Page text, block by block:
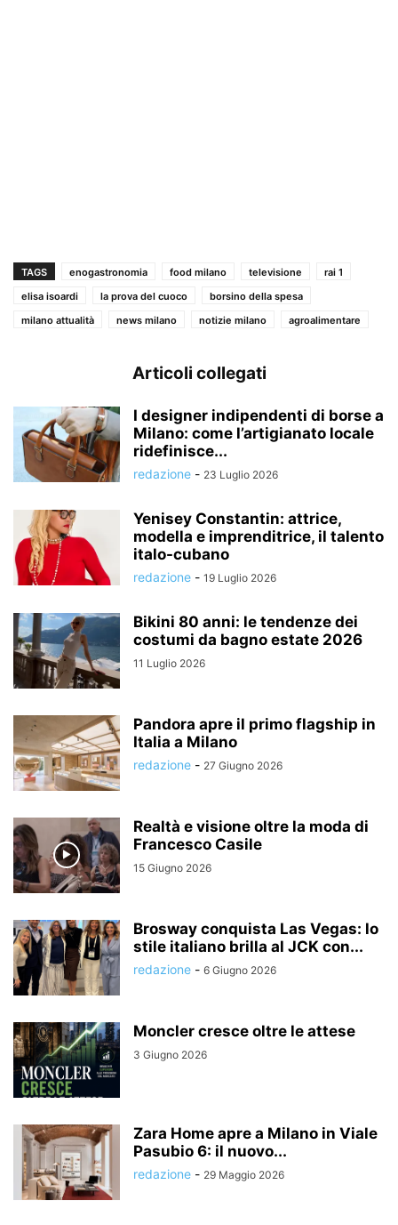
TAGS enogastronomia food milano televisione
rai 1
elisa isoardi
la prova del cuoco
borsino della spesa
milano attualità
news milano notizie milano agroalimentare
Articoli collegati
I designer indipendenti di borse a
Milano: come l’artigianato locale
ridefinisce...
redazione - 23 Luglio 2026
Yenisey Constantin: attrice,
modella e imprenditrice, il talento
italo-cubano
redazione - 19 Luglio 2026
Bikini 80 anni: le tendenze dei
costumi da bagno estate 2026
11 Luglio 2026
Pandora apre il primo flagship in
Italia a Milano
redazione - 27 Giugno 2026
Realtà e visione oltre la moda di
Francesco Casile
15 Giugno 2026
Brosway conquista Las Vegas: lo
stile italiano brilla al JCK con...
redazione - 6 Giugno 2026
Moncler cresce oltre le attese
3 Giugno 2026
Zara Home apre a Milano in Viale
Pasubio 6: il nuovo...
redazione - 29 Maggio 2026